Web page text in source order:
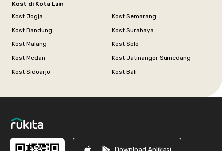
Kost di Kota Lain
Kost Jogja
Kost Semarang
Kost Bandung
Kost Surabaya
Kost Malang
Kost Solo
Kost Medan
Kost Jatinangor Sumedang
Kost Sidoarjo
Kost Bali